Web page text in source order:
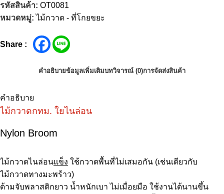
รหัสสินค้า: OT0081
หมวดหมู่: ไม้กวาด - ที่โกยขยะ
Share :
คำอธิบายข้อมูลเพิ่มเติมบทวิจารณ์ (0)การจัดส่งสินค้า
คำอธิบาย
ไม้กวาดกทม. ใยไนล่อน
Nylon Broom
ไม้กวาดไนล่อนแข็ง ใช้กวาดพื้นที่ไม่เสมอกัน (เช่นเดียวกับ
ไม้กวาดทางมะพร้าว)
ด้ามจับพลาสติกยาว น้ำหนักเบา ไม่เมื่อยมือ ใช้งานได้นานขึ้น